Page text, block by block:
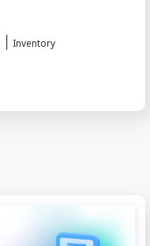
https://
《延伸閱讀》 中小
南：解鎖香港中小企
Inventory